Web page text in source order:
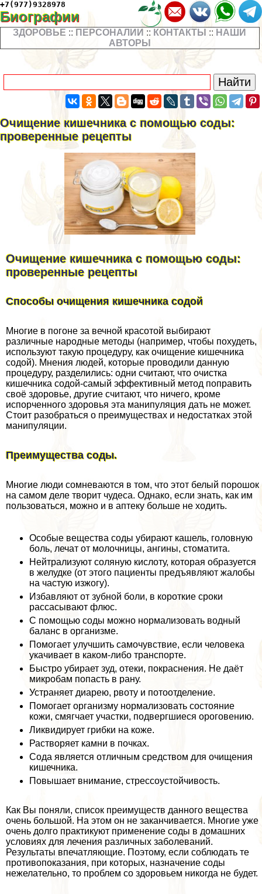
+7(977)9328978
Биографии
ЗДОРОВЬЕ :: ПЕРСОНАЛИИ :: КОНТАКТЫ :: НАШИ
АВТОРЫ
Очищение кишечника с помощью соды:
проверенные рецепты
Очищение кишечника с помощью соды:
проверенные рецепты
Способы очищения кишечника содой
Многие в погоне за вечной красотой выбирают
различные народные методы (например, чтобы похудеть,
используют такую процедуру, как очищение кишечника
содой). Мнения людей, которые проводили данную
процедуру, разделились: одни считают, что очистка
кишечника содой-самый эффективный метод поправить
своё здоровье, другие считают, что ничего, кроме
испорченного здоровья эта манипуляция дать не может.
Стоит разобраться о преимуществах и недостатках этой
манипуляции.
Преимущества соды.
Многие люди сомневаются в том, что этот белый порошок
на самом деле творит чудеса. Однако, если знать, как им
пользоваться, можно и в аптеку больше не ходить.
Особые вещества соды убирают кашель, головную
боль, лечат от молочницы, ангины, стоматита.
Нейтрализуют соляную кислоту, которая образуется
в желудке (от этого пациенты предъявляют жалобы
на частую изжогу).
Избавляют от зубной боли, в короткие сроки
рассасывают флюс.
С помощью соды можно нормализовать водный
баланс в организме.
Помогает улучшить самочувствие, если человека
укачивает в каком-либо трaнcпорте.
Быстро убирает зуд, отеки, покраснения. Не даёт
микробам попасть в рану.
Устраняет диарею, рвоту и потоотделение.
Помогает организму нормализовать состояние
кожи, смягчает участки, подвергшиеся ороговению.
Ликвидирует грибки на коже.
Растворяет камни в почках.
Сода является отличным средством для очищения
кишечника.
Повышает внимание, стрессоустойчивость.
Как Вы поняли, список преимуществ данного вещества
очень большой. На этом он не заканчивается. Многие уже
очень долго пpaктикуют применение соды в домашних
условиях для лечения различных заболеваний.
Результаты впечатляющие. Поэтому, если соблюдать те
противопоказания, при которых, назначение соды
нежелательно, то проблем со здоровьем никогда не будет.